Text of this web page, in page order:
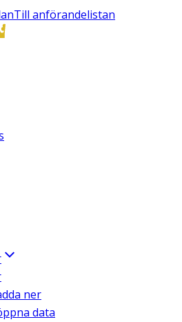
Till anförandelistan
ner
data